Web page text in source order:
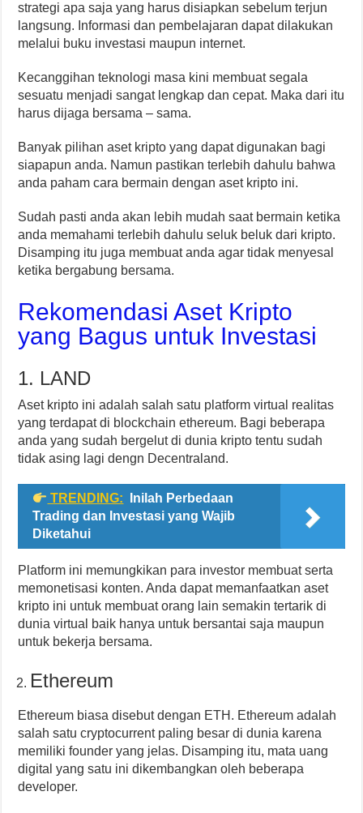
strategi apa saja yang harus disiapkan sebelum terjun
langsung. Informasi dan pembelajaran dapat dilakukan
melalui buku investasi maupun internet.
Kecanggihan teknologi masa kini membuat segala
sesuatu menjadi sangat lengkap dan cepat. Maka dari itu
harus dijaga bersama – sama.
Banyak pilihan aset kripto yang dapat digunakan bagi
siapapun anda. Namun pastikan terlebih dahulu bahwa
anda paham cara bermain dengan aset kripto ini.
Sudah pasti anda akan lebih mudah saat bermain ketika
anda memahami terlebih dahulu seluk beluk dari kripto.
Disamping itu juga membuat anda agar tidak menyesal
ketika bergabung bersama.
Rekomendasi Aset Kripto
yang Bagus untuk Investasi
1. LAND
Aset kripto ini adalah salah satu platform virtual realitas
yang terdapat di blockchain ethereum. Bagi beberapa
anda yang sudah bergelut di dunia kripto tentu sudah
tidak asing lagi dengn Decentraland.
TRENDING:
Inilah Perbedaan
Trading dan Investasi yang Wajib
Diketahui
Platform ini memungkikan para investor membuat serta
memonetisasi konten. Anda dapat memanfaatkan aset
kripto ini untuk membuat orang lain semakin tertarik di
dunia virtual baik hanya untuk bersantai saja maupun
untuk bekerja bersama.
Ethereum
Ethereum biasa disebut dengan ETH. Ethereum adalah
salah satu cryptocurrent paling besar di dunia karena
memiliki founder yang jelas. Disamping itu, mata uang
digital yang satu ini dikembangkan oleh beberapa
developer.